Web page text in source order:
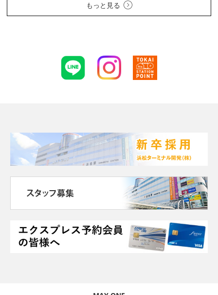
もっと見る